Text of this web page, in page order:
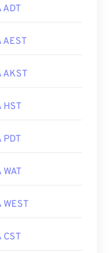
ADT
AEST
AKST
HST
PDT
WAT
WEST
CST